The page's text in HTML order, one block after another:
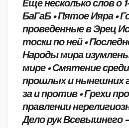
Еще несколько слов о
БаГаБ • Пятое Ияра •
проведенные в Эрец
тоски по ней •
Народы мира
мире • Смятение
прошлых и нынешних
за и против • Грехи
правлении
Дело рук Всевышнего